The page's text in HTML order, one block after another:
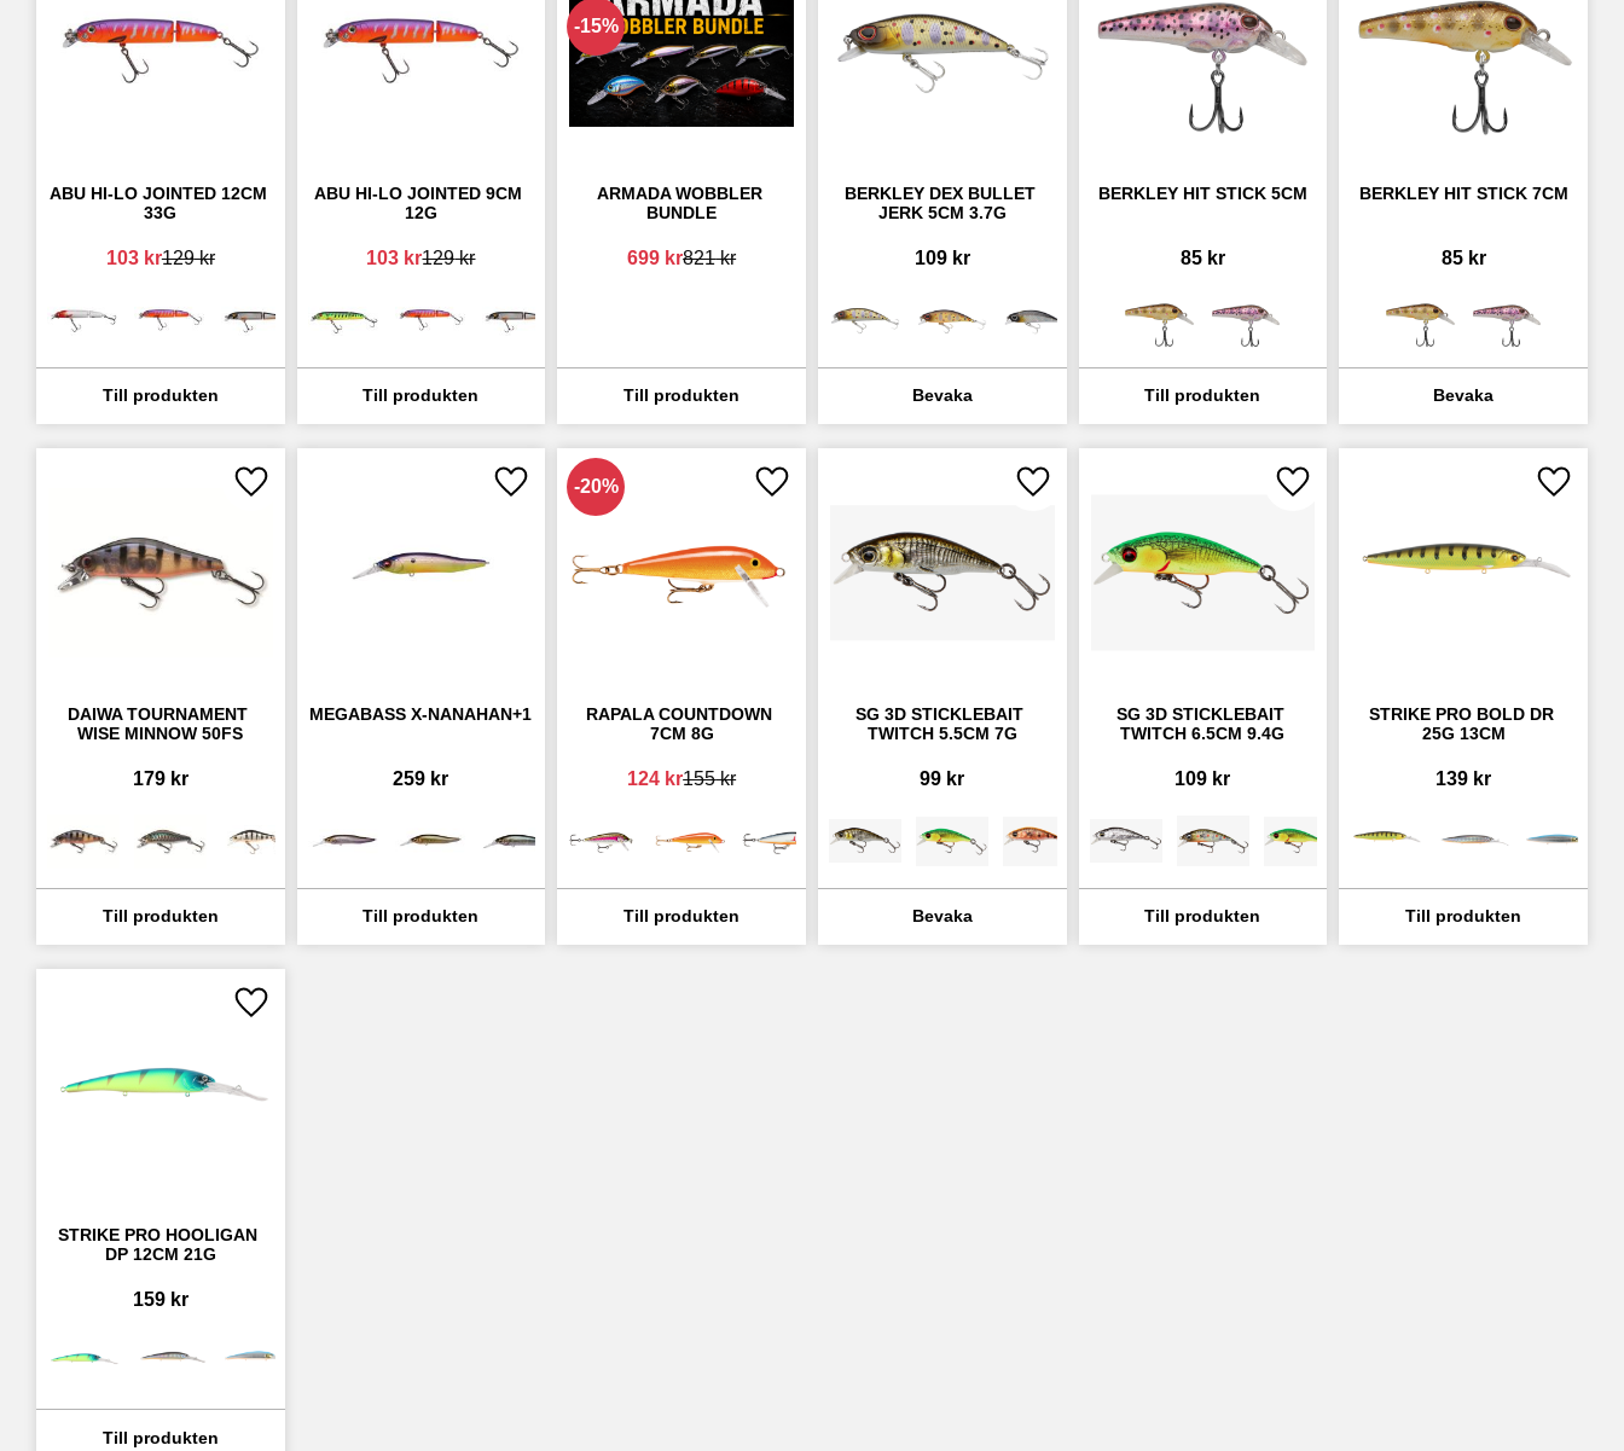
ABU HI-LO JOINTED 12CM
33G
103kr129kr
ABU HI-LO JOINTED 9CM
12G
103 kr129kr
ARMADA WOBBLER
BUNDLE
699 kr821kr
15%
BERKLEY DEX BULLET
JERK 5CM 3.7G
109kr
BERKLEY HIT STICK 5CM
85kr
BERKLEY HIT STICK 7CM
85kr
DAIWA TOURNAMENT
WISE MINNOW 50FS
179kr
Lägg till i favoriter
MEGABASS X-NANAHAN+1
259 kr
Lägg till i favoriter
RAPALA COUNTDOWN
7CM 8G
124 kr155kr
20% Lägg till i favoriter
SG 3D STICKLEBAIT
TWITCH 5.5CM 7G
99 kr
Lägg till i favoriter
SG 3D STICKLEBAIT
TWITCH 6.5CM 9.4G
109 kr
Lägg till i favoriter
STRIKE PRO BOLD DR
25G 13CM
139 kr
Lägg till
STRIKE PRO HOOLIGAN
DP 12CM 21G
159kr
Lägg till i favoriter